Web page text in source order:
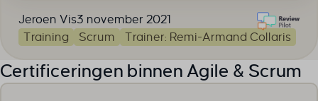
Jeroen Vis3 november 2021
Training
Scrum Trainer: Remi-Armand Collaris
Certificeringen binnen Agile & Scrum